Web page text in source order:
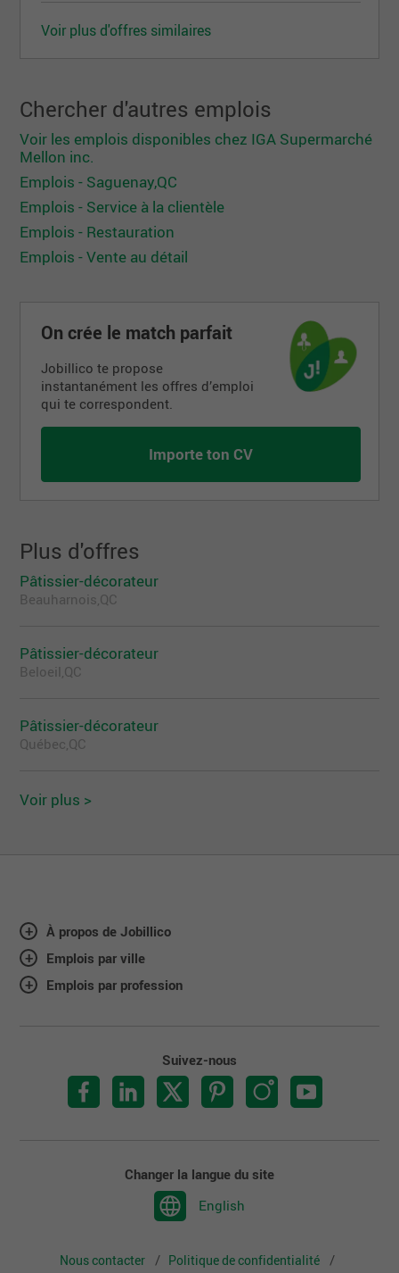
Voir plus d'offres similaires
Chercher d'autres emplois
Voir les emplois disponibles chez IGA Supermarché
Mellon inc.
Emplois - Saguenay,QC
Emplois - Service à la clientèle
Emplois - Restauration
Emplois - Vente au détail
On crée le match parfait
Jobillico te propose
instantanément les offres d’emploi
qui te correspondent.
Importe ton CV
Plus d'offres
Pâtissier-décorateur
Beauharnois,QC
Pâtissier-décorateur
Beloeil,QC
Pâtissier-décorateur
Québec,QC
Voir plus >
À propos de Jobillico
Emplois par ville
Emplois par profession
Suivez-nous
Changer la langue du site
English
Nous contacter
Politique de confidentialité